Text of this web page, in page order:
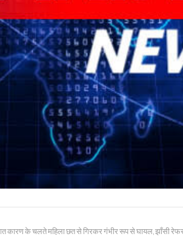
कारण के चलते महिला छत से गिरकर गंभीर रूप से घायल, झाँसी